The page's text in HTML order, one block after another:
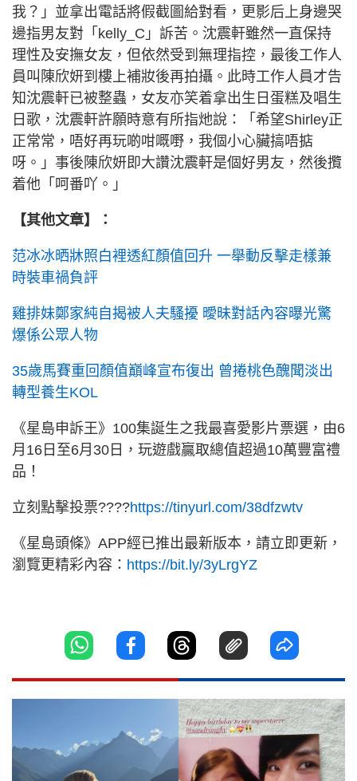
我？」並拿出電話將假截圖給對看，更影后上身邊哭
邊指男友對「kelly_C」訴苦。沈震軒雖然一直保持
理性及安撫女友，但依然受到無理指控，最後工作人
員叫陳欣妍到樓上補妝後再拍攝。此時工作人員才告
知沈震軒已被整蟲，女友亦笑着拿出生日蛋糕及唱生
日歌，沈震軒許願時意有所指灺說：「希望Shirley正
正常常，唔好再玩啲咁嘅嘢，我個小心臟搞唔掂
呀。」事後陳欣妍即大讚沈震軒是個好男友，然後攬
着他「呵番吖。」
【其他文章】：
范冰冰晒牀照白裡透紅顏值回升 一舉動反擊走樣兼
時裝車禍負評
雞排妹鄭家純自揭被人夫騷擾 曖昧對話內容曝光驚
爆係公眾人物
35歲馬賽重回顏值巔峰宣布復出 曾捲桃色醜聞淡出
轉型養生KOL
《星島申訴王》100集誕生之我最喜愛影片票選，由6
月16日至6月30日，玩遊戲贏取總值超過10萬豐富禮
品！
立刻點擊投票????https://tinyurl.com/38dfzwtv
《星島頭條》APP經已推出最新版本，請立即更新，
瀏覽更精彩內容： https://bit.ly/3yLrgYZ